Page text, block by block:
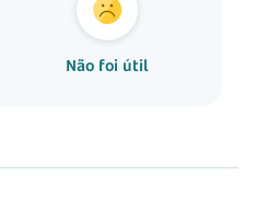
Não foi útil